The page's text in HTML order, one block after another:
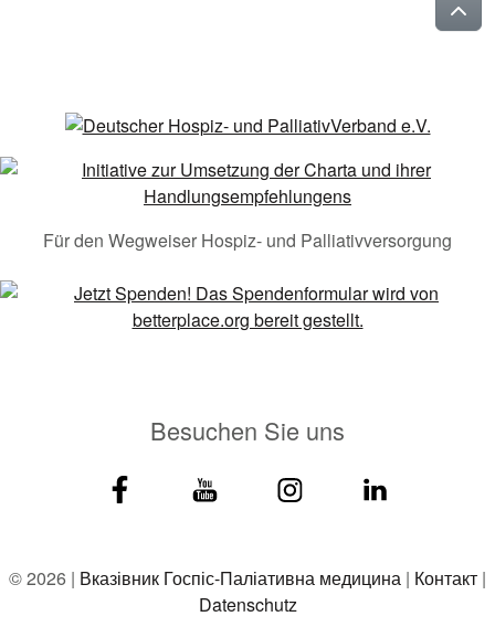
Für den Wegweiser Hospiz- und Palliativversorgung
Besuchen Sie uns
© 2026 | Вказівник Госпіс-Паліативна медицина | Контакт |
Datenschutz